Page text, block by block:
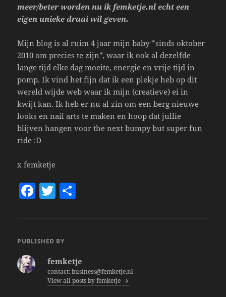
meer/beter worden nu ik femketje.nl echt een
eigen unieke draai wil geven.
Mijn blog is al ruim 4 jaar mijn baby *sinds oktober
2010 om precies te zijn*, waar ik ook al dezelfde
lange tijd elke dag moeite, energie en vrije tijd in
pomp. Ik vind het fijn dat ik een plekje heb op dit
wereld wijde web waar ik mijn (creatieve) ei in
kwijt kan. Ik heb er nu al zin om een berg nieuwe
looks en nail arts te maken en hoop dat jullie
blijven hangen voor the next bumpy but super fun
ride :D
x femketje
F
e
T
er
PUBLISHED BY
femketje
contact: business@femketje.nl
View all posts by femketje